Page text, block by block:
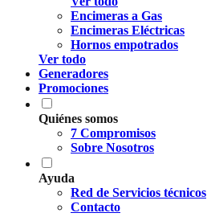
Encimeras a Gas
Encimeras Eléctricas
Hornos empotrados
Ver todo
Generadores
Promociones
Quiénes somos
7 Compromisos
Sobre Nosotros
Ayuda
Red de Servicios técnicos
Contacto